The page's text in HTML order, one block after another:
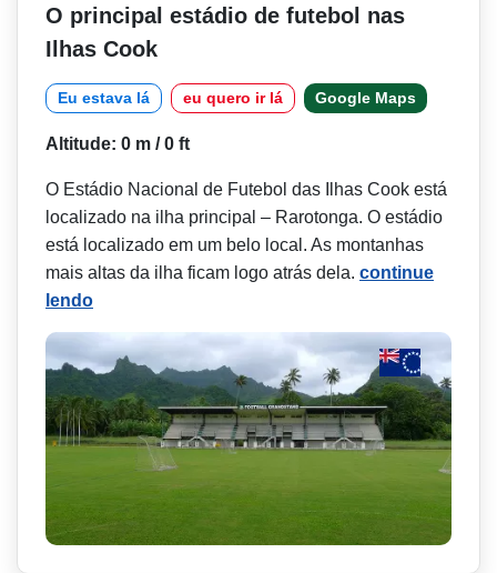
O principal estádio de futebol nas
Ilhas Cook
Eu estava lá eu quero ir lá Google Maps
Altitude: 0 m / 0 ft
O Estádio Nacional de Futebol das Ilhas Cook está
localizado na ilha principal – Rarotonga. O estádio
está localizado em um belo local. As montanhas
mais altas da ilha ficam logo atrás dela. continue
lendo